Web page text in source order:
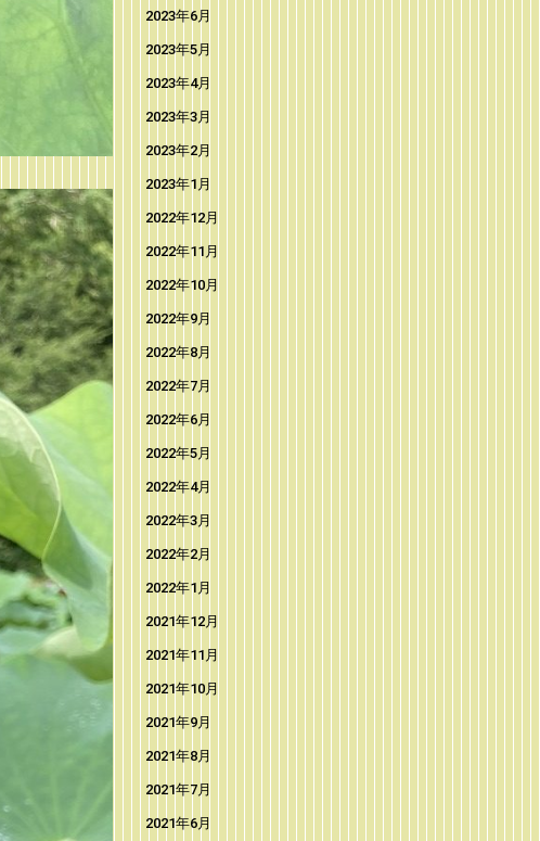
2023年6月
2023年5月
2023年4月
2023年3月
2023年2月
2023年1月
2022年12月
2022年11月
2022年10月
2022年9月
2022年8月
2022年7月
2022年6月
2022年5月
2022年4月
2022年3月
2022年2月
2022年1月
2021年12月
2021年11月
2021年10月
2021年9月
2021年8月
2021年7月
2021年6月